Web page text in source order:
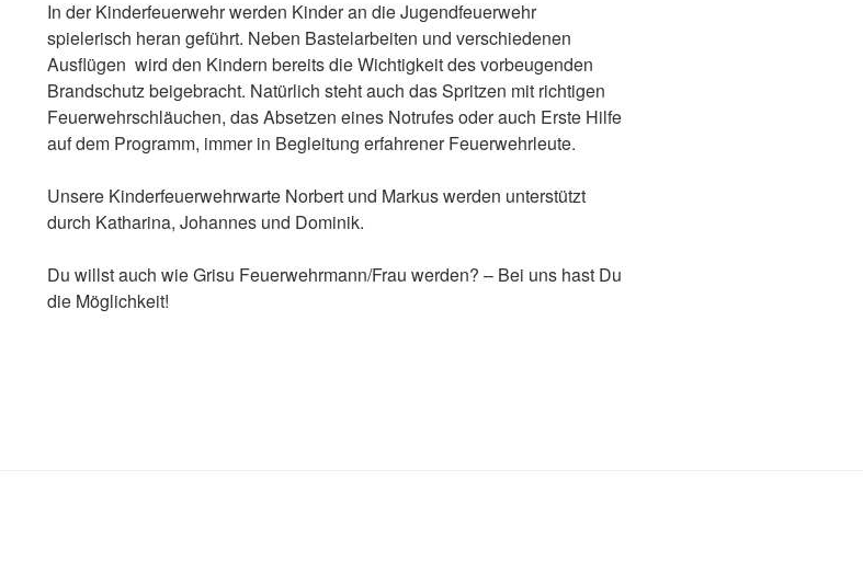
In der Kinderfeuerwehr werden Kinder an die Jugendfeuerwehr
spielerisch heran geführt. Neben Bastelarbeiten und verschiedenen
Ausflügen wird den Kindern bereits die Wichtigkeit des vorbeugenden
Brandschutz beigebracht. Natürlich steht auch das Spritzen mit richtigen
Feuerwehrschläuchen, das Absetzen eines Notrufes oder auch Erste Hilfe
auf dem Programm, immer in Begleitung erfahrener Feuerwehrleute.
Unsere Kinderfeuerwehrwarte Norbert und Markus werden unterstützt
durch Katharina, Johannes und Dominik.
Du willst auch wie Grisu Feuerwehrmann/Frau werden? – Bei uns hast Du
die Möglichkeit!